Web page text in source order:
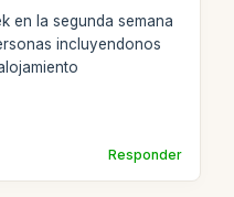
en la segunda semana
incluyendonos
Responder